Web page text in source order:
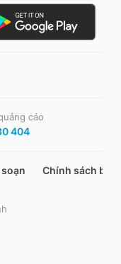
cáo
404
soạn Chính sách bảo